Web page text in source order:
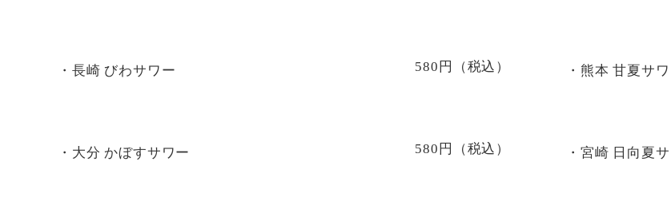
・長崎 びわサワー 580円（税込） ・熊本 甘夏サ
・大分 かぼすサワー 580円（税込） ・宮崎 日向夏